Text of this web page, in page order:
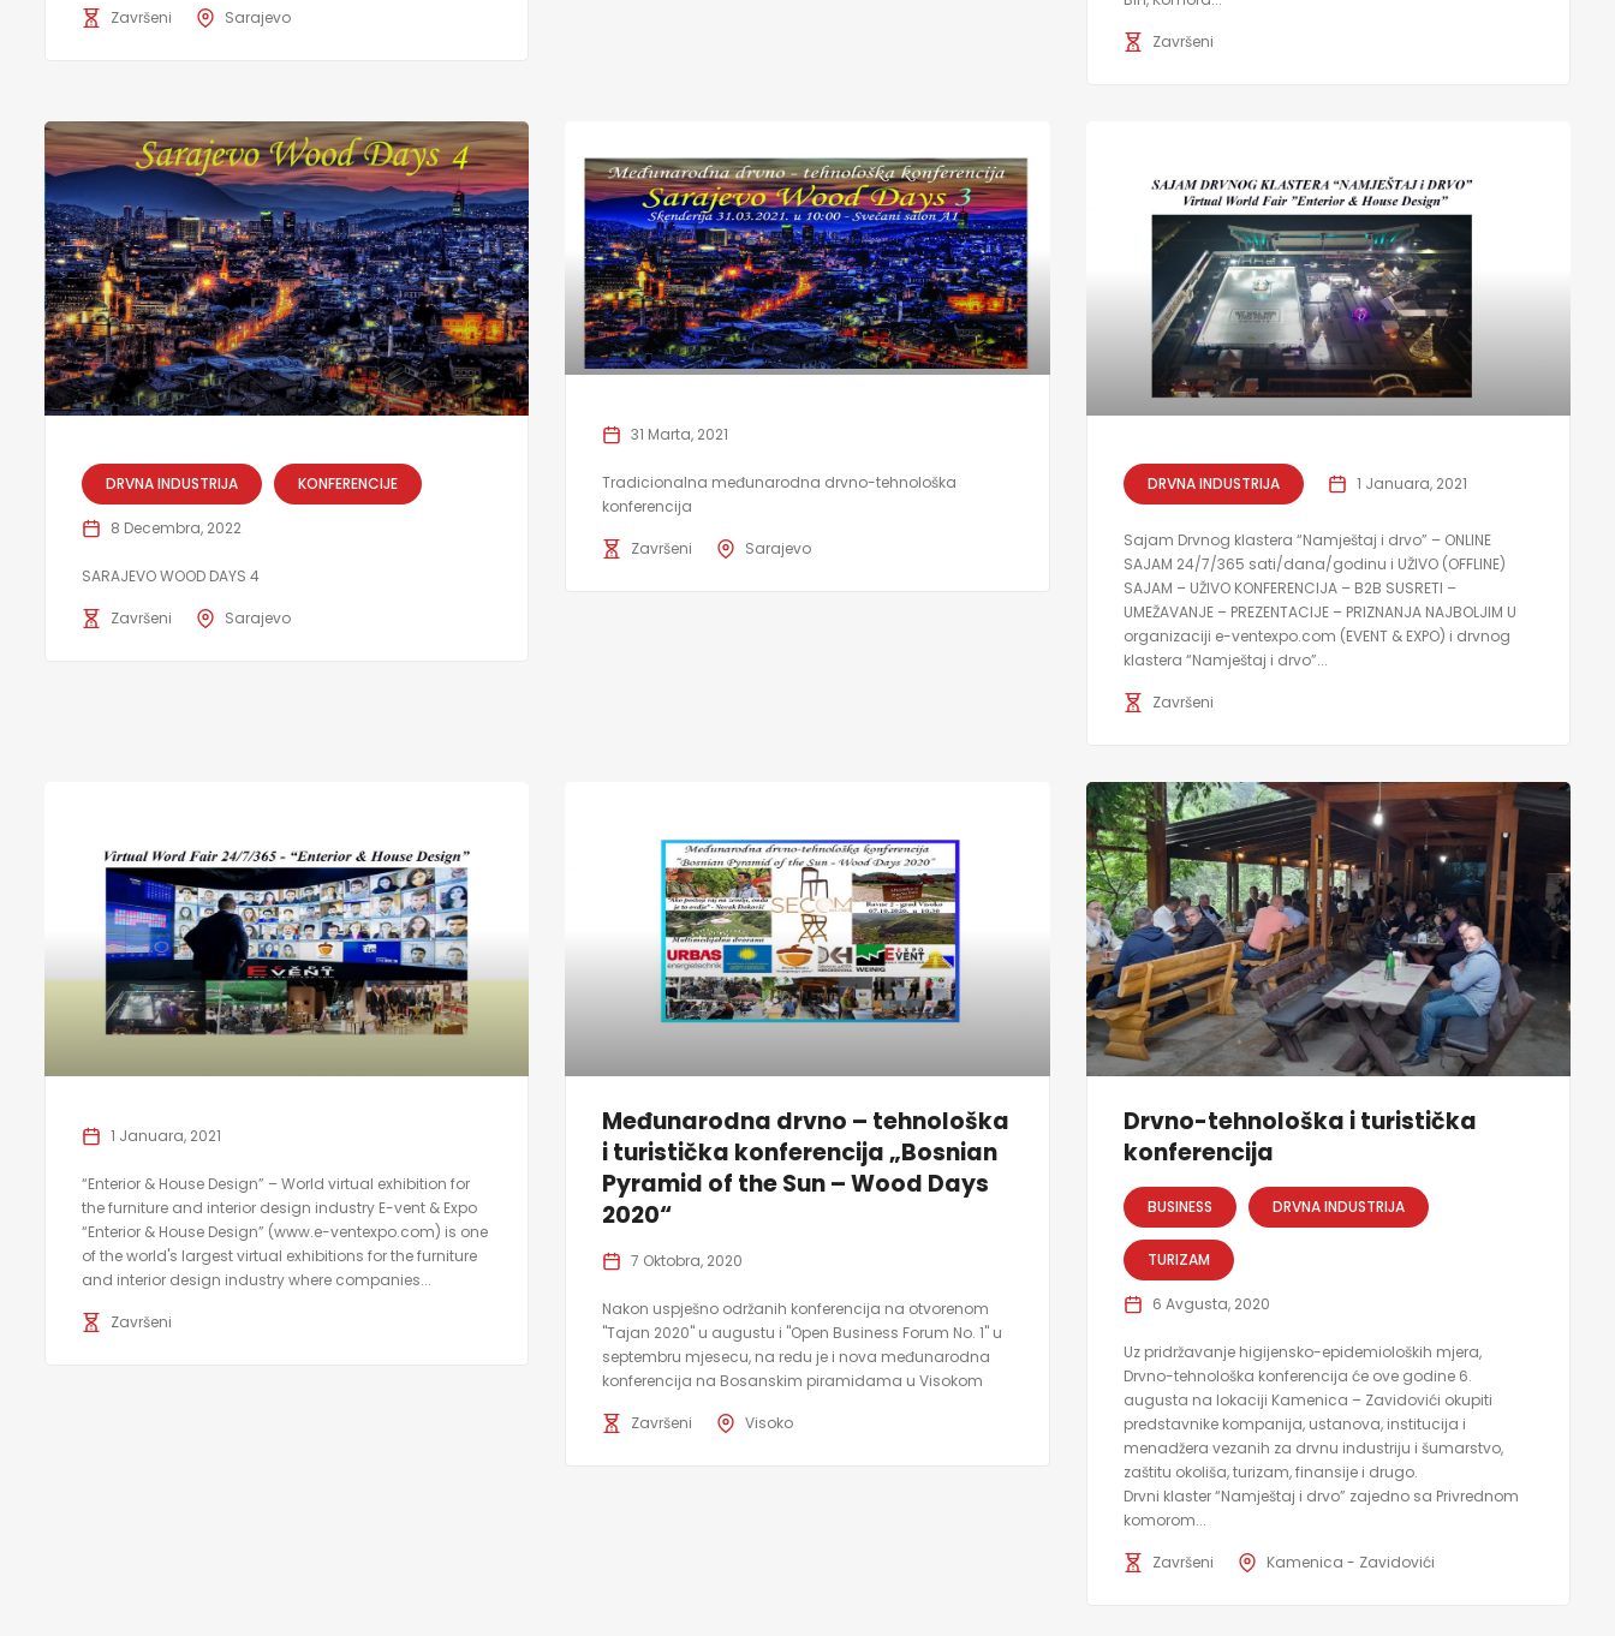
Završeni Sarajevo
Završeni
DRVNA INDUSTRIJA KONFERENCIJE
8 Decembra, 2022
SARAJEVO WOOD DAYS 4
Završeni Sarajevo
31 Marta, 2021
Tradicionalna međunarodna drvno-tehnološka
konferencija
Završeni Sarajevo
DRVNA INDUSTRIJA 1 Januara, 2021
Sajam Drvnog klastera “Namještaj i drvo” – ONLINE
SAJAM 24/7/365 sati/dana/godinu i UŽIVO (OFFLINE)
SAJAM – UŽIVO KONFERENCIJA – B2B SUSRETI –
UMEŽAVANJE – PREZENTACIJE – PRIZNANJA NAJBOLJIM U
organizaciji e-ventexpo.com (EVENT & EXPO) i drvnog
klastera “Namještaj i drvo”...
Završeni
1 Januara, 2021
“Enterior & House Design” – World virtual exhibition for
the furniture and interior design industry E-vent & Expo
“Enterior & House Design” (www.e-ventexpo.com) is one
of the world's largest virtual exhibitions for the furniture
and interior design industry where companies...
Završeni
Međunarodna drvno – tehnološka
i turistička konferencija „Bosnian
Pyramid of the Sun – Wood Days
2020“
7 Oktobra, 2020
Nakon uspješno održanih konferencija na otvorenom
"Tajan 2020" u augustu i "Open Business Forum No. 1" u
septembru mjesecu, na redu je i nova međunarodna
konferencija na Bosanskim piramidama u Visokom
Završeni Visoko
Drvno-tehnološka i turistička
konferencija
BUSINESS DRVNA INDUSTRIJA
TURIZAM
6 Avgusta, 2020
Uz pridržavanje higijensko-epidemioloških mjera,
Drvno-tehnološka konferencija će ove godine 6.
augusta na lokaciji Kamenica – Zavidovići okupiti
predstavnike kompanija, ustanova, institucija i
menadžera vezanih za drvnu industriju i šumarstvo,
zaštitu okoliša, turizam, finansije i drugo.
Drvni klaster “Namještaj i drvo” zajedno sa Privrednom
komorom...
Završeni Kamenica - Zavidovići